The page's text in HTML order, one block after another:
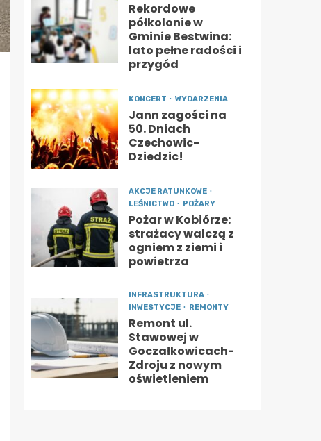
Rekordowe
półkolonie w
Gminie Bestwina:
lato pełne radości i
przygód
KONCERT WYDARZENIA
Jann zagości na
50. Dniach
Czechowic-
Dziedzic!
AKCJE RATUNKOWE
LEŚNICTWO
POŻARY
Pożar w Kobiórze:
strażacy walczą z
ogniem z ziemi i
powietrza
INFRASTRUKTURA
INWESTYCJE
REMONTY
Remont ul.
Stawowej w
Goczałkowicach-
Zdroju z nowym
oświetleniem